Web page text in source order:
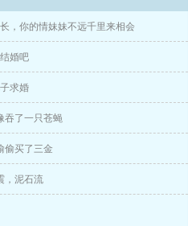
，你的情妹妹不远千里来相会
婚吧
求婚
吞了一只苍蝇
偷买了三金
，泥石流